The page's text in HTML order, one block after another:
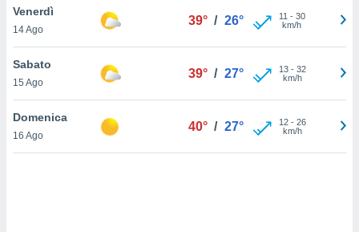
cookie
in
Venerdì
14 Ago
39° / 26° 11 - 30
km/h
Sabato
15 Ago
39° / 27° 13- 32
km/h
Domenica
16 Ago
40° / 27° 12- 26
km/h